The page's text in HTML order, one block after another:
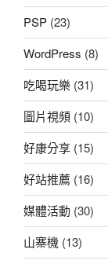
PSP (23)
WordPress (8)
吃喝玩樂 (31)
圖片視頻 (10)
好康分享 (15)
好站推薦 (16)
媒體活動 (30)
山寨機 (13)